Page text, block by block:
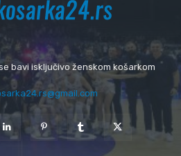
bavi isključivo ženskom košarkom